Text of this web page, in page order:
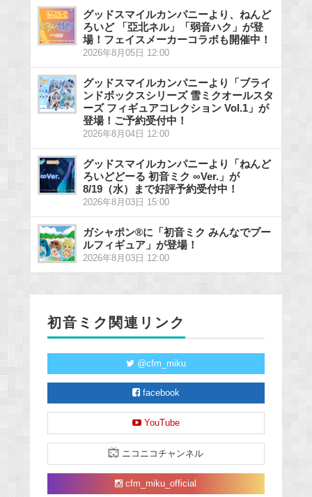
グッドスマイルカンパニーより、ねんど
ろいど 「亞北ネル」「弱音ハク」が登
場！フェイスメーカーコラボも開催中！
2026年8月05日 12:00
グッドスマイルカンパニーより「ブライ
ンドボックスシリーズ 雪ミクオールスタ
ーズ フィギュアコレクション Vol.1」が
登場！ご予約受付中！
2026年8月04日 12:00
グッドスマイルカンパニーより「ねんど
ろいどどーる 初音ミク ∞Ver.」が
8/19（水）まで好評予約受付中！
2026年8月03日 15:00
ガシャポン®に「初音ミク みんなでプー
ルフィギュア」が登場！
2026年8月03日 12:00
初音ミク関連リンク
@cfm_miku
facebook
YouTube
ニコニコチャンネル
cfm_miku_official